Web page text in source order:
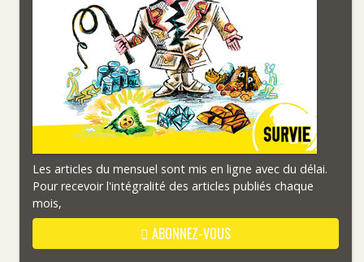
Les articles du mensuel sont mis en ligne avec du délai.
Pour recevoir l'intégralité des articles publiés chaque
mois,
ABONNEZ-VOUS